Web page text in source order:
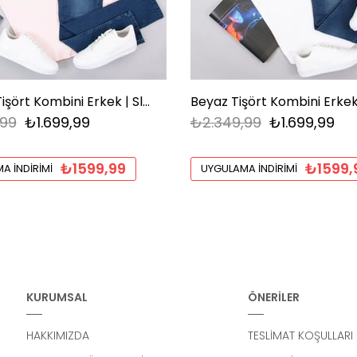
Pembe Tişört Kombini Erkek | Slim Fit Şık Komple Set
₺1.699,99
İNDIRIMI ₺1599,99
₺1.699,99
₺2.349,99
UYGULAMA İNDIRIMI
KURUMSAL
HAKKIMIZDA
ÖNERİLER
TESLİMAT KOŞULLARI